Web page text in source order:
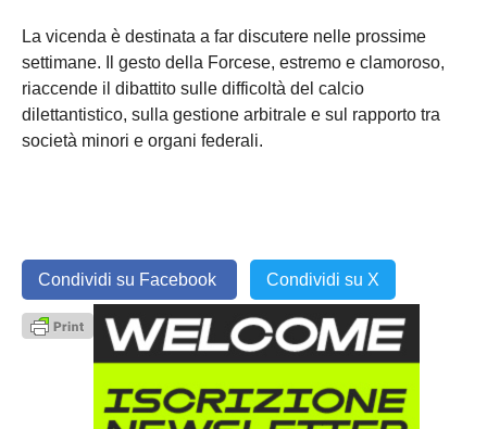
La vicenda è destinata a far discutere nelle prossime
settimane. Il gesto della Forcese, estremo e clamoroso,
riaccende il dibattito sulle difficoltà del calcio
dilettantistico, sulla gestione arbitrale e sul rapporto tra
società minori e organi federali.
Condividi su Facebook Condividi su X